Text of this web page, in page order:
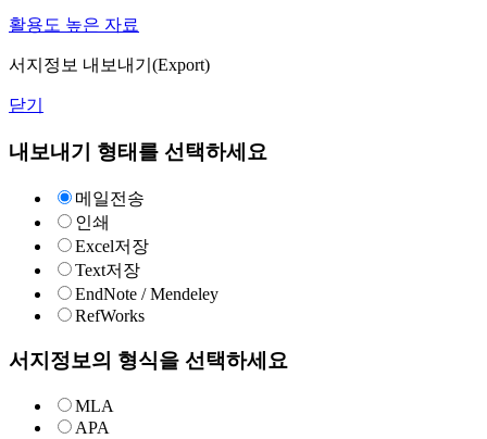
활용도 높은 자료
서지정보 내보내기(Export)
닫기
내보내기 형태를 선택하세요
메일전송
인쇄
Excel저장
Text저장
EndNote / Mendeley
RefWorks
서지정보의 형식을 선택하세요
MLA
APA